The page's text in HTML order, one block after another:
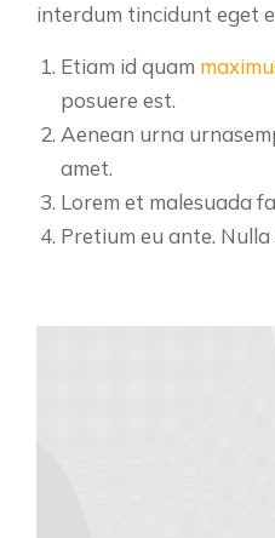
interdum tincidunt eget
Etiam id quam
posuere est.
Aenean urna
amet.
Lorem et malesuada
Pretium eu ante.